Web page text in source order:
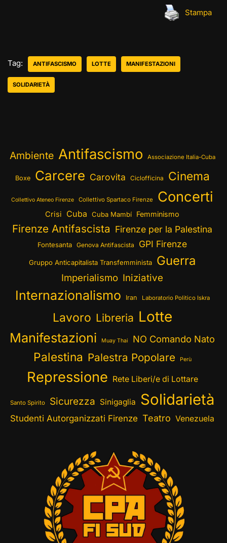
Stampa
Tag: ANTIFASCISMO LOTTE MANIFESTAZIONI
SOLIDARIETÀ
Ambiente Antifascismo Associazione Italia-Cuba
Boxe Carcere Carovita Ciclofficina Cinema
Collettivo Ateneo Firenze Collettivo Spartaco Firenze Concerti
Crisi Cuba Cuba Mambí Femminismo
Firenze Antifascista Firenze per la Palestina
Fontesanta Genova Antifascista GPI Firenze
Gruppo Anticapitalista Transfemminista Guerra
Imperialismo Iniziative
Internazionalismo Iran Laboratorio Politico Iskra
Lavoro Libreria Lotte
Manifestazioni Muay Thai NO Comando Nato
Palestina Palestra Popolare Perù
Repressione Rete Liberi/e di Lottare
Santo Spirito Sicurezza Sinigaglia Solidarietà
Studenti Autorganizzati Firenze Teatro Venezuela